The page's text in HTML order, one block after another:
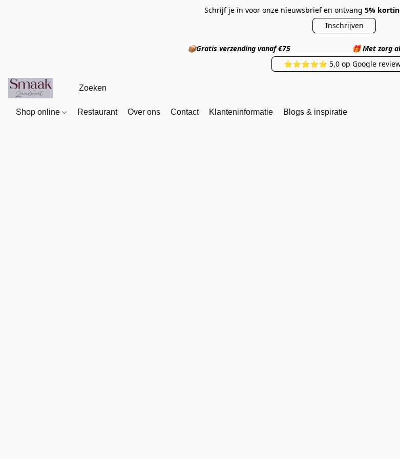
Schrijf je in voor onze nieuwsbrief en ontvang 5%
Inschrijven
📦Gratis verzending vanaf €75 🎁Met
⭐⭐⭐⭐⭐ 5,0 op Google
Shop online Restaurant Over ons Contact Klanteninformatie Blogs & inspiratie